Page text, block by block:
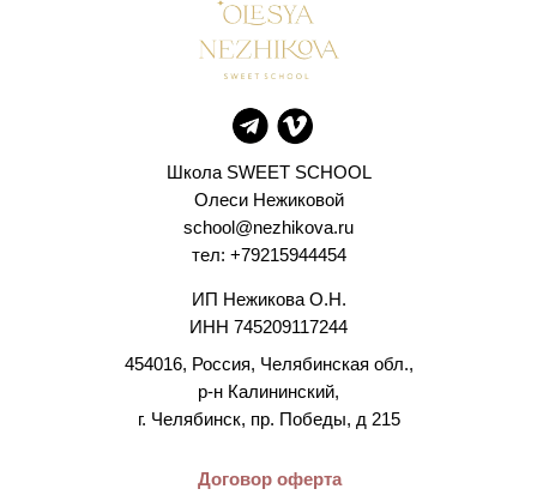
ИП Нежикова О.Н.
ИНН 745209117244
Договор оферта
454016, Россия, Челябинская обл.,
р-н Калининский,
г. Челябинск, пр. Победы, д 215
Школа SWEET SCHOOL
Олеси Нежиковой
school@nezhikova.ru
тел: +79215944454